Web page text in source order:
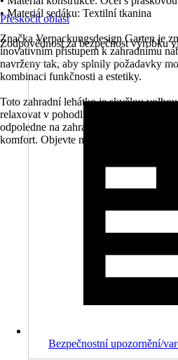
• Materiál sedáku: Textilní tkanina
Značka Verpackungsdesign Garten je
inovativním přístupem k zahradnímu
navrženy tak, aby splnily požadavky
kombinaci funkčnosti a estetiky.
Toto zahradní lehátko je skvělou
relaxovat v pohodlí a stylu. Ať už se
odpoledne na zahradě, toto lehátko
komfort. Objevte nový rozměr
Přeskočit oblast
Zodpovědnost za bezpečnost výrobku
Bezpečnostní upozornění/